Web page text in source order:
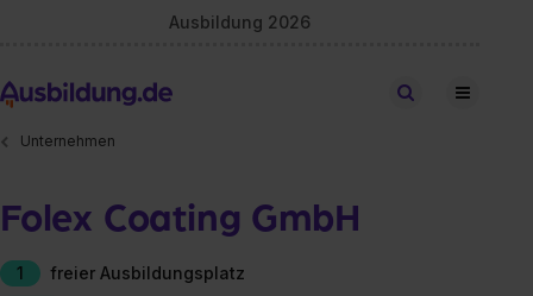
Ausbildung 2026
Stellen finden
Unternehmen
Folex Coating GmbH
1
freier Ausbildungsplatz